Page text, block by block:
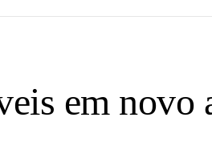
em novo